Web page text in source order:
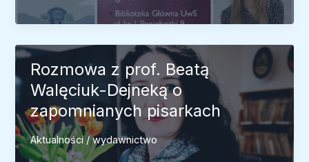
promocję
książki
Pauliny
Mistal-
Drezno
Rozmowa z prof. Beatą
Walęciuk-Dejneką o
zapomnianych pisarkach
Aktualności/wydawnictwo